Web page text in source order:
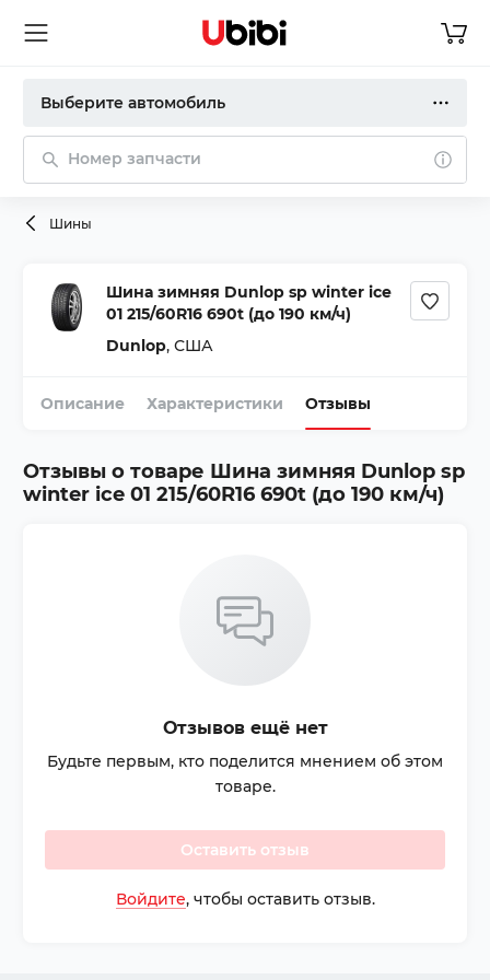
Выберите автомобиль
Номер запчасти
Шины
Шина зимняя Dunlop sp winter ice
01 215/60R16 690t (до 190 км/ч)
Dunlop, США
Описание Характеристики Отзывы
Отзывы о товаре Шина зимняя Dunlop sp
winter ice 01 215/60R16 690t (до 190 км/ч)
Отзывов ещё нет
Будьте первым, кто поделится мнением об этом
товаре.
Оставить отзыв
Войдите, чтобы оставить отзыв.